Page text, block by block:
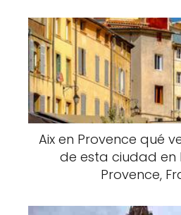
Aix en Provence qué
de esta ciudad en
Provence,